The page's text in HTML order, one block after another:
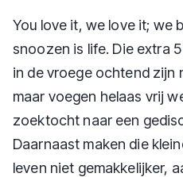
You love it, we love it; we
snoozen is life. Die extra
in de vroege ochtend zijn
maar voegen helaas vrij
zoektocht naar een
Daarnaast maken die
leven niet gemakkelijker,